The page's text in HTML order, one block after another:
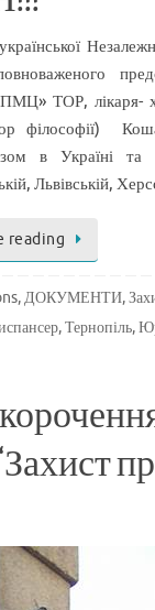
ТОР, лікаря-
філософії)
в Україні
Львівській,
reading
,ДОКУМЕНТИ,
,Тернопіль,